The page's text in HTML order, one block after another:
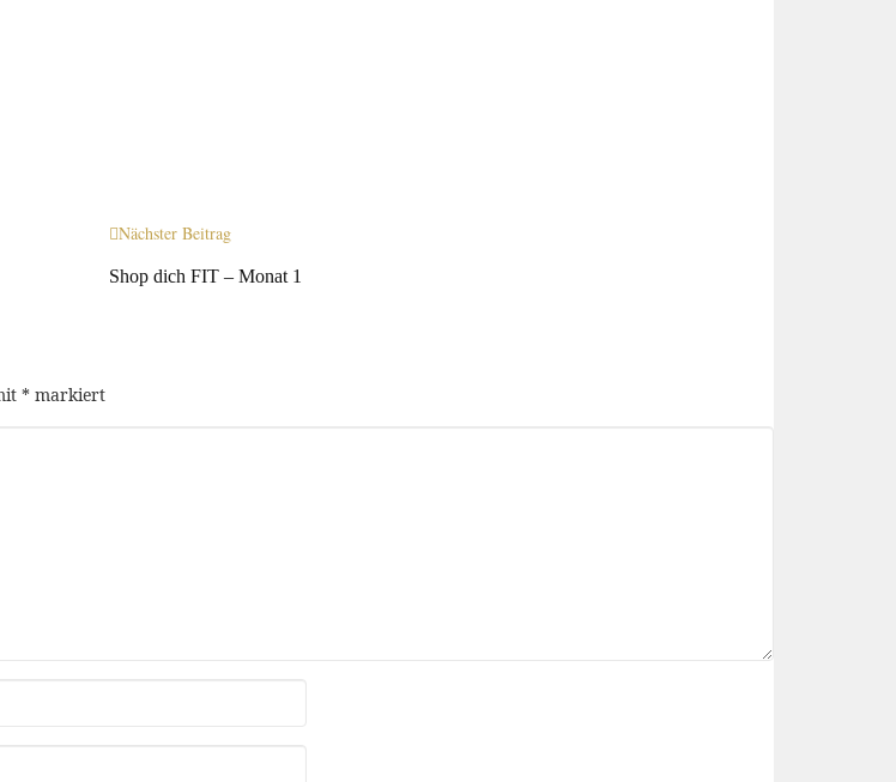
Nächster Beitrag
Shop dich FIT – Monat 1
* markiert